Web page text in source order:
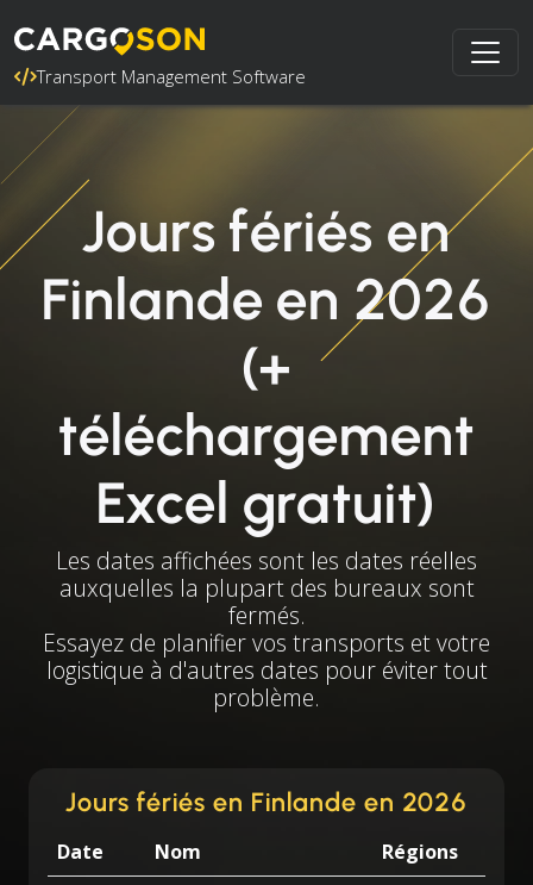
Transport Management Software
Jours fériés en
Finlande en 2026
(+
téléchargement
Excel gratuit)
Les dates affichées sont les dates réelles
auxquelles la plupart des bureaux sont
fermés.
Essayez de planifier vos transports et votre
logistique à d'autres dates pour éviter tout
problème.
Jours fériés en Finlande en 2026
Date Nom
Régions